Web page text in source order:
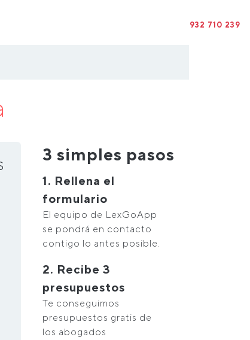
932 710 239
3 simples pasos
1. Rellena el
formulario
El equipo de LexGoApp
se pondrá en contacto
contigo lo antes posible.
2. Recibe 3
presupuestos
Te conseguimos
presupuestos gratis de
los abogados